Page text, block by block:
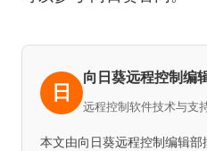
日
向日葵远程控制编
远程控制软件技术与支
本文由向日葵远程控制编辑